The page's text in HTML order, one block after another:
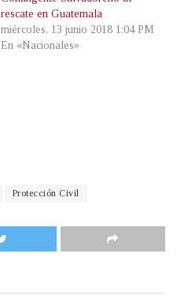
rescate en Guatemala
miércoles, 13 junio 2018 1:04 PM
En «Nacionales»
Protección Civil